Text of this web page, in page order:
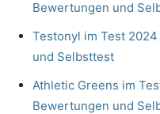
Bewertungen und
Testonyl im Test
und Selbsttest
Athletic Greens im
Bewertungen und